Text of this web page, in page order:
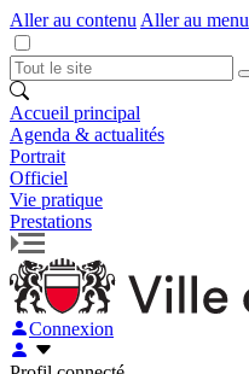
Aller au contenu Aller au menu
Accueil principal
Agenda & actualités
Portrait
Officiel
Vie pratique
Prestations
Connexion